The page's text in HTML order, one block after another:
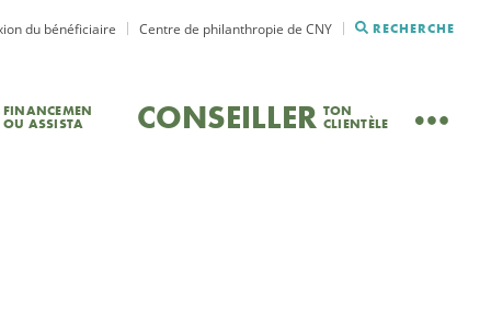
du bénéficiaire Centre de philanthropie de CNY RECHERCHE
FINANCEMEN
OU ASSISTA CONSEILLER TON
CLIENTÈLE